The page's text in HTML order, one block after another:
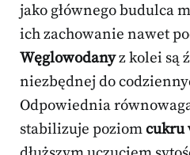
jako głównego budulca
ich zachowanie nawet
Węglowodanyz kolei są
niezbędnej do
Odpowiednia
stabilizuje poziomcukru